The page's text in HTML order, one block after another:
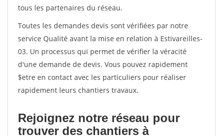
tous les partenaires du réseau.
Toutes les demandes devis sont vérifiées par notre
service Qualité avant la mise en relation à Estivareilles-
03. Un processus qui permet de vérifier la véracité
d'une demande de devis. Vous pouvez rapidement
$etre en contact avec les particuliers pour réaliser
rapidement leurs chantiers travaux.
Rejoignez notre réseau pour
trouver des chantiers à